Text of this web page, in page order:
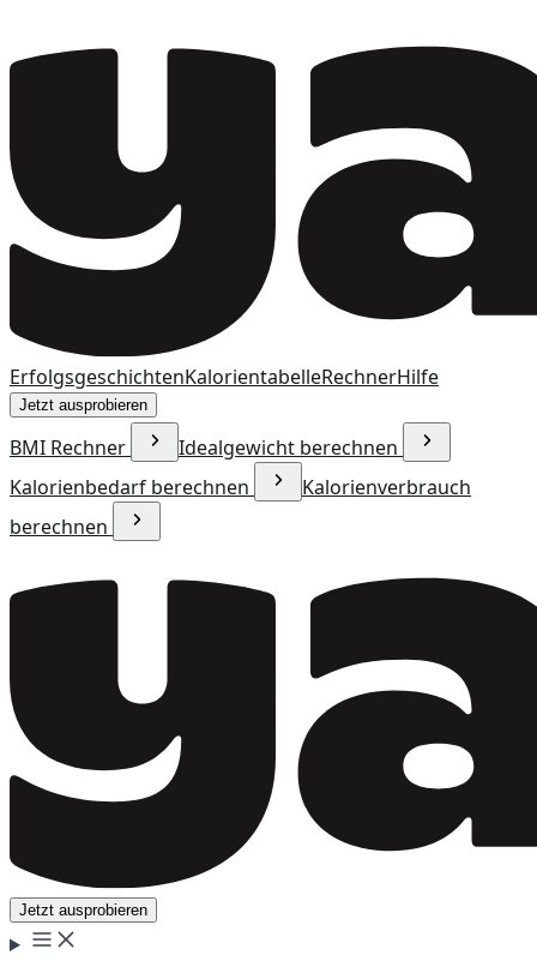
ErfolgsgeschichtenKalorientabelleRechnerHilfe
Jetzt ausprobieren
BMI Rechner
Idealgewicht berechnen
Kalorienbedarf berechnen
Kalorienverbrauch
berechnen
Jetzt ausprobieren